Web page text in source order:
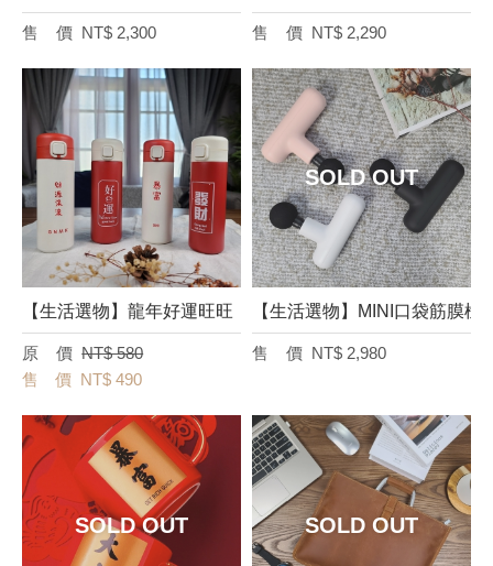
NT$ 2,300 NT$ 2,290
【生活選物】龍年好運旺旺［好運/發財/財運滾滾/暴富］
NT$ 580
NT$ 490
【生活選物】MINI口袋筋膜
NT$ 2,980